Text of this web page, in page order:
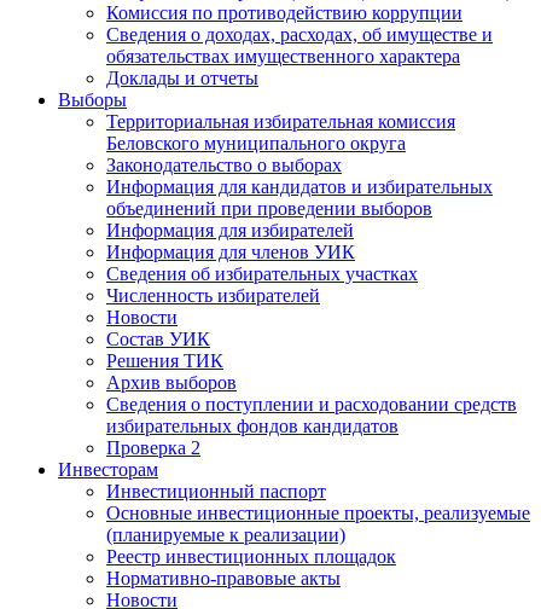
Комиссия по противодействию коррупции
Сведения о доходах, расходах, об имуществе и
обязательствах имущественного характера
Доклады и отчеты
Выборы
Территориальная избирательная комиссия
Беловского муниципального округа
Законодательство о выборах
Информация для кандидатов и избирательных
объединений при проведении выборов
Информация для избирателей
Информация для членов УИК
Сведения об избирательных участках
Численность избирателей
Новости
Состав УИК
Решения ТИК
Архив выборов
Сведения о поступлении и расходовании средств
избирательных фондов кандидатов
Проверка 2
Инвесторам
Инвестиционный паспорт
Основные инвестиционные проекты, реализуемые
(планируемые к реализации)
Реестр инвестиционных площадок
Нормативно-правовые акты
Новости